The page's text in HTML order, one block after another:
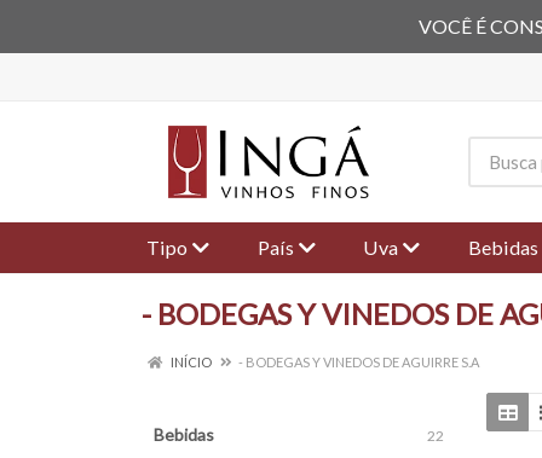
VOCÊ É
Tipo País Uva Bebidas
- BODEGAS Y VINEDOS DE
INÍCIO - BODEGAS Y VINEDOS DE AGUIRRE S.A
Bebidas 22